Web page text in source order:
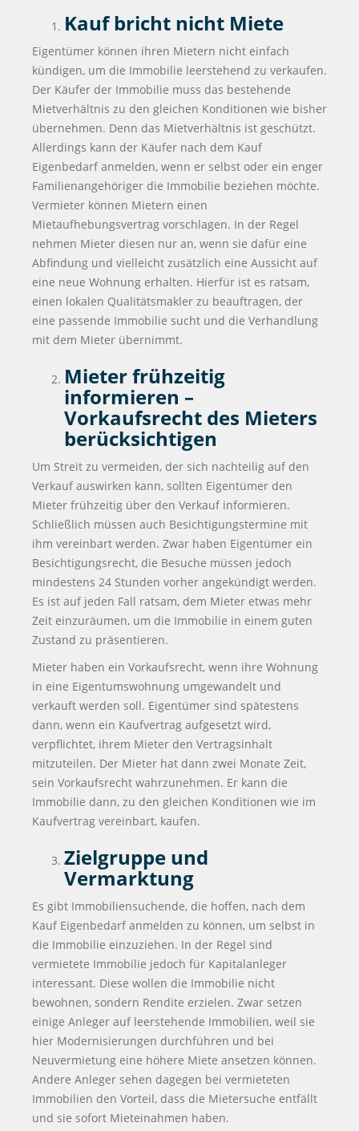
Kauf bricht nicht Miete
Eigentümer können ihren Mietern nicht einfach
kündigen, um die Immobilie leerstehend zu verkaufen.
Der Käufer der Immobilie muss das bestehende
Mietverhältnis zu den gleichen Konditionen wie bisher
übernehmen. Denn das Mietverhältnis ist geschützt.
Allerdings kann der Käufer nach dem Kauf
Eigenbedarf anmelden, wenn er selbst oder ein enger
Familienangehöriger die Immobilie beziehen möchte.
Vermieter können Mietern einen
Mietaufhebungsvertrag vorschlagen. In der Regel
nehmen Mieter diesen nur an, wenn sie dafür eine
Abfindung und vielleicht zusätzlich eine Aussicht auf
eine neue Wohnung erhalten. Hierfür ist es ratsam,
einen lokalen Qualitätsmakler zu beauftragen, der
eine passende Immobilie sucht und die Verhandlung
mit dem Mieter übernimmt.
Mieter frühzeitig
informieren –
Vorkaufsrecht des Mieters
berücksichtigen
Um Streit zu vermeiden, der sich nachteilig auf den
Verkauf auswirken kann, sollten Eigentümer den
Mieter frühzeitig über den Verkauf informieren.
Schließlich müssen auch Besichtigungstermine mit
ihm vereinbart werden. Zwar haben Eigentümer ein
Besichtigungsrecht, die Besuche müssen jedoch
mindestens 24 Stunden vorher angekündigt werden.
Es ist auf jeden Fall ratsam, dem Mieter etwas mehr
Zeit einzuräumen, um die Immobilie in einem guten
Zustand zu präsentieren.
Mieter haben ein Vorkaufsrecht, wenn ihre Wohnung
in eine Eigentumswohnung umgewandelt und
verkauft werden soll. Eigentümer sind spätestens
dann, wenn ein Kaufvertrag aufgesetzt wird,
verpflichtet, ihrem Mieter den Vertragsinhalt
mitzuteilen. Der Mieter hat dann zwei Monate Zeit,
sein Vorkaufsrecht wahrzunehmen. Er kann die
Immobilie dann, zu den gleichen Konditionen wie im
Kaufvertrag vereinbart, kaufen.
Zielgruppe und
Vermarktung
Es gibt Immobiliensuchende, die hoffen, nach dem
Kauf Eigenbedarf anmelden zu können, um selbst in
die Immobilie einzuziehen. In der Regel sind
vermietete Immobilie jedoch für Kapitalanleger
interessant. Diese wollen die Immobilie nicht
bewohnen, sondern Rendite erzielen. Zwar setzen
einige Anleger auf leerstehende Immobilien, weil sie
hier Modernisierungen durchführen und bei
Neuvermietung eine höhere Miete ansetzen können.
Andere Anleger sehen dagegen bei vermieteten
Immobilien den Vorteil, dass die Mietersuche entfällt
und sie sofort Mieteinahmen haben.